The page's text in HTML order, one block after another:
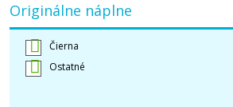
Originálne náplne
Čierna
Ostatné